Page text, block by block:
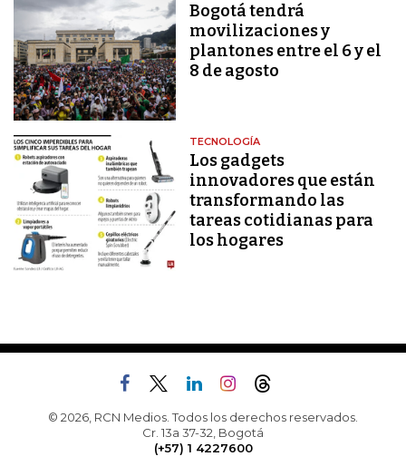
Bogotá tendrá
movilizaciones y
plantones entre el 6 y el
8 de agosto
TECNOLOGÍA
Los gadgets
innovadores que están
transformando las
tareas cotidianas para
los hogares
© 2026, RCN Medios. Todos los derechos reservados.
Cr. 13a 37-32, Bogotá
(+57) 1 4227600